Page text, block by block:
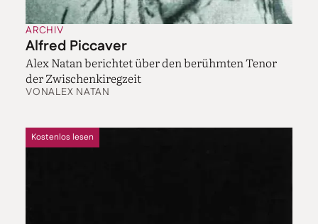
ARCHIV
Alfred Piccaver
Alex Natan berichtet über den berühmten Tenor
der Zwischenkiregzeit
VONALEX NATAN
Kostenlos lesen